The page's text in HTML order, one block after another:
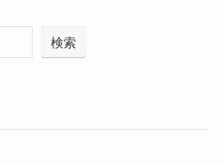
検索